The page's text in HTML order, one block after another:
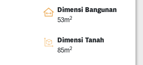
Dimensi Bangunan
53m2
Dimensi Tanah
85m2